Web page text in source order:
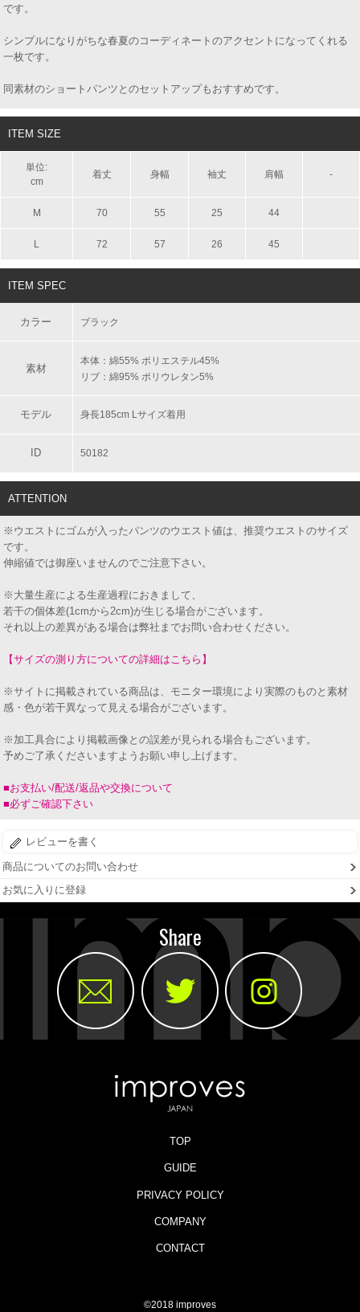
です。
シンプルになりがちな春夏のコーディネートのアクセントになってくれる
一枚です。
同素材のショートパンツとのセットアップもおすすめです。
ITEM SIZE
単位:
cm
着丈 身幅 袖丈 肩幅 -
M 70 55 25 44
L 72 57 26 45
ITEM SPEC
カラー ブラック
素材
本体：綿55% ポリエステル45%
リブ：綿95% ポリウレタン5%
モデル 身長185cm Lサイズ着用
ID 50182
ATTENTION
※ウエストにゴムが入ったパンツのウエスト値は、推奨ウエストのサイズ
です。
伸縮値では御座いませんのでご注意下さい。
※大量生産による生産過程におきまして、
若干の個体差(1cmから2cm)が生じる場合がございます。
それ以上の差異がある場合は弊社までお問い合わせください。
【サイズの測り方についての詳細はこちら】
※サイトに掲載されている商品は、モニター環境により実際のものと素材
感・色が若干異なって見える場合がございます。
※加工具合により掲載画像との誤差が見られる場合もございます。
予めご了承くださいますようお願い申し上げます。
■お支払い/配送/返品や交換について
■必ずご確認下さい
レビューを書く
商品についてのお問い合わせ
お気に入りに登録
Share
TOP
GUIDE
PRIVACY POLICY
COMPANY
CONTACT
©2018 improves